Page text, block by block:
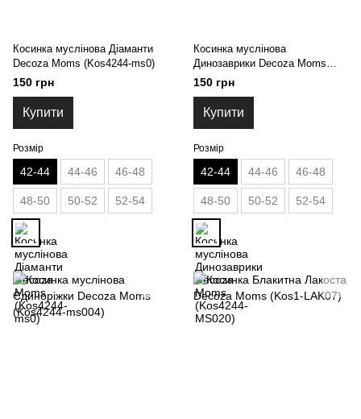
Косинка муслінова Діаманти
Decoza Moms (Kos4244-ms0)
150 грн
Купити
Розмір
42-44 44-46 46-48
48-50 50-52 52-54
Косинка муслінова
Динозаврики Decoza Moms
(Kos4244-MS020)
150 грн
Купити
Розмір
42-44 44-46 46-48
48-50 50-52 52-54